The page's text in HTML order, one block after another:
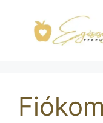
tartalomba
Fiókom